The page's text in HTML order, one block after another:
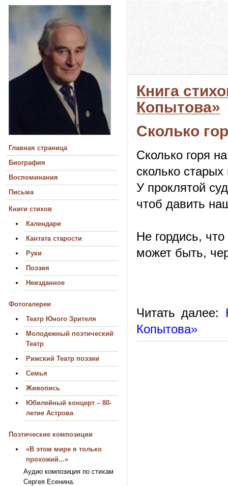
Главная страница
Биография
Воспоминания
Письма
Книги стихов
Календари
Кантата старости
Руки
Поэзия
Неизданное
Фотогалереи
Театр Юного Зрителя
Молодежный поэтический
Театр
Рижский Театр поэзии
Семья
Живопись
Юбилейный концерт – 80-
летие Астрова
Поэтические композиции
«В этом мире я только
прохожий...»
Аудио композиция по стихам
Сергея Есенина.
Книга
Копытова»
Сколько
Сколько горя
сколько
У проклятой
чтоб давить
Не гордись,
может быть,
Читать далее:
Копытова»